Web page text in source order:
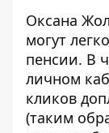
Оксана
могут
пенсии. В
личном
кликов
(таким